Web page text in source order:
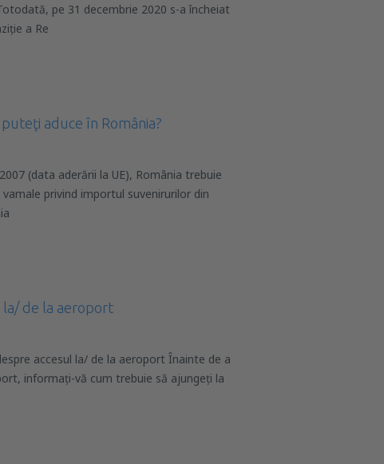
pe 31 decembrie 2020 s-a încheiat
a Re
aduce în România?
(data aderării la UE), România trebuie
vamale privind importul suvenirurilor din
la/ de la aeroport
accesul la/ de la aeroport Înainte de a
informați-vă cum trebuie să ajungeți la